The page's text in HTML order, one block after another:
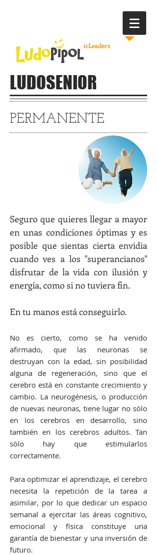
TicLeaders
LUDOSENIOR
PERMANENTE
Seguro que quieres llegar a mayor
en unas condiciones óptimas y es
posible que sientas cierta envidia
cuando ves a los "superancianos"
disfrutar de la vida con ilusión y
energía, como si no tuviera fin.
En tu manos está conseguirlo.
No es cierto, como se ha venido
afirmado, que las neuronas se
destruyan con la edad, sin posibilidad
alguna de regeneración, sino que el
cerebro está en constante crecimiento y
cambio . La neurogénesis, o producción
de nuevas neuronas, tiene lugar no sólo
en los cerebros en desarrollo, sino
también en los cerebros adultos. Tan
sólo hay que estimularlos
correctamente.
Para optimizar el aprendizaje, el cerebro
necesita la repetición de la tarea a
asimilar, por lo que dedicar un espacio
semanal a ejercitar las áreas cognitivo,
emocional y física constituye una
garantía de bienestar y una inversión de
futuro.